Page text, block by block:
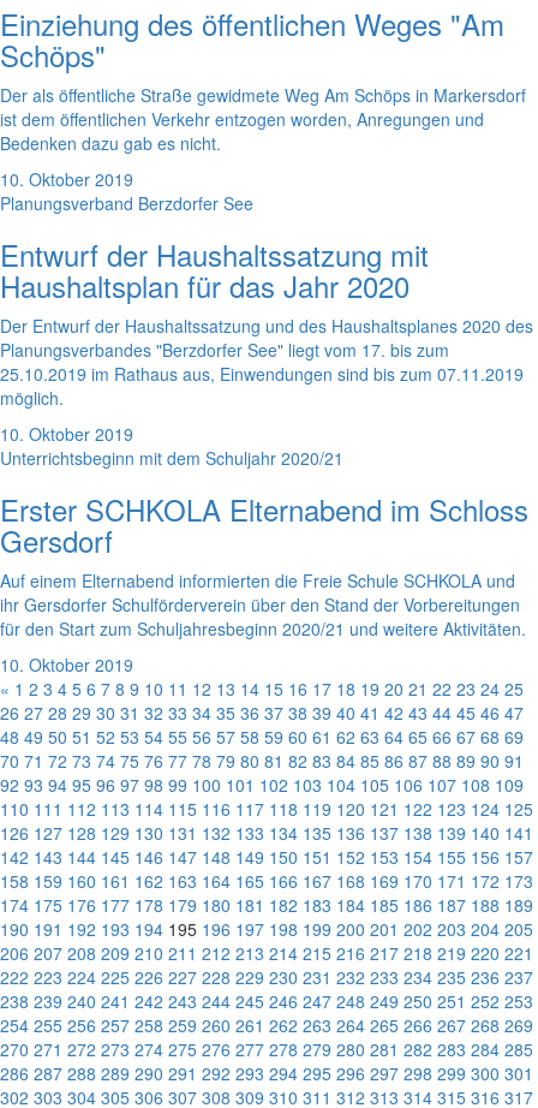
Einziehung des öffentlichen Weges "Am
Schöps"
Der als öffentliche Straße gewidmete Weg Am Schöps in Markersdorf
ist dem öffentlichen Verkehr entzogen worden, Anregungen und
Bedenken dazu gab es nicht.
10. Oktober 2019
Planungsverband Berzdorfer See
Entwurf der Haushaltssatzung mit
Haushaltsplan für das Jahr 2020
Der Entwurf der Haushaltssatzung und des Haushaltsplanes 2020 des
Planungsverbandes "Berzdorfer See" liegt vom 17. bis zum
25.10.2019 im Rathaus aus, Einwendungen sind bis zum 07.11.2019
möglich.
10. Oktober 2019
Unterrichtsbeginn mit dem Schuljahr 2020/21
Erster SCHKOLA Elternabend im Schloss
Gersdorf
Auf einem Elternabend informierten die Freie Schule SCHKOLA und
ihr Gersdorfer Schulförderverein über den Stand der Vorbereitungen
für den Start zum Schuljahresbeginn 2020/21 und weitere Aktivitäten.
10. Oktober 2019
« 1 2 3 4 5 6 7 8 9 10 11 12 13 14 15 16 17 18 19 20 21 22 23 24 25
26 27 28 29 30 31 32 33 34 35 36 37 38 39 40 41 42 43 44 45 46 47
48 49 50 51 52 53 54 55 56 57 58 59 60 61 62 63 64 65 66 67 68 69
70 71 72 73 74 75 76 77 78 79 80 81 82 83 84 85 86 87 88 89 90 91
92 93 94 95 96 97 98 99 100 101 102 103 104 105 106 107 108 109
110 111 112 113 114 115 116 117 118 119 120 121 122 123 124 125
126 127 128 129 130 131 132 133 134 135 136 137 138 139 140 141
142 143 144 145 146 147 148 149 150 151 152 153 154 155 156 157
158 159 160 161 162 163 164 165 166 167 168 169 170 171 172 173
174 175 176 177 178 179 180 181 182 183 184 185 186 187 188 189
190 191 192 193 194 195 196 197 198 199 200 201 202 203 204 205
206 207 208 209 210 211 212 213 214 215 216 217 218 219 220 221
222 223 224 225 226 227 228 229 230 231 232 233 234 235 236 237
238 239 240 241 242 243 244 245 246 247 248 249 250 251 252 253
254 255 256 257 258 259 260 261 262 263 264 265 266 267 268 269
270 271 272 273 274 275 276 277 278 279 280 281 282 283 284 285
286 287 288 289 290 291 292 293 294 295 296 297 298 299 300 301
302 303 304 305 306 307 308 309 310 311 312 313 314 315 316 317